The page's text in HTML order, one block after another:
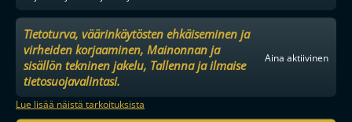
Tietoturva, väärinkäytösten ehkäiseminen ja
virheiden korjaaminen, Mainonnan ja
sisällön tekninen jakelu, Tallenna ja ilmaise
tietosuojavalintasi.
Aina aktiivinen
Lue lisää näistä tarkoituksista